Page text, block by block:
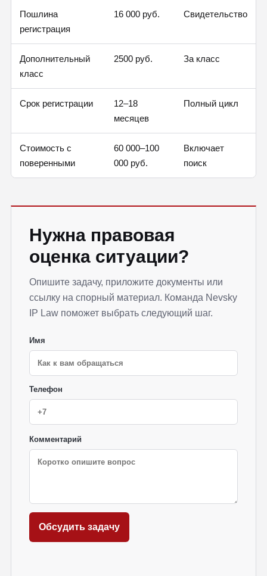
Пошлина
регистрация
16 000 руб. Свидетельство
Дополнительный
класс
2500 руб. За класс
Срок регистрации
12–18
месяцев
Полный цикл
Стоимость с
поверенными
60 000–100
000 руб.
Включает
поиск
Нужна правовая
оценка ситуации?
Опишите задачу, приложите документы или
ссылку на спорный материал. Команда Nevsky
IP Law поможет выбрать следующий шаг.
Имя
Телефон
Комментарий
Обсудить задачу